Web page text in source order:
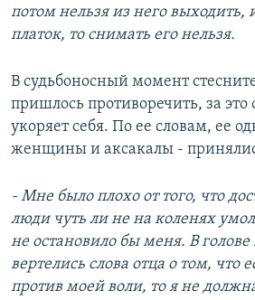
потом нельзя из него выходить,
платок, то снимать его нельзя.
В судьбоносный момент
пришлось противоречить, за это
укоряет себя. По ее словам, ее
женщины и аксакалы -
- Мне было плохо от того, что
люди чуть ли не на коленях
не остановило бы меня. В голове
вертелись слова отца о том, что
против моей воли, то я не